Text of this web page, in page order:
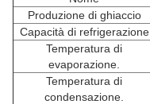
Produzione di ghiaccio
Capacità di refrigerazione
Temperatura di
evaporazione.
Temperatura di
condensazione.